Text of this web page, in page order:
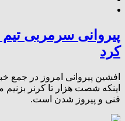
پیروانی سرمربی
کرد
افشین پیروانی امروز در جمع
اینکه شصت هزار تا کرنر
فنی و پیروز شدن است.